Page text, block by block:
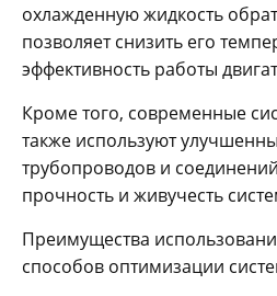
охлажденную жидкость
позволяет снизить его
эффективность работы
Кроме того, современные
также используют
трубопроводов и
прочность и живучесть
Преимущества
способов оптимизации